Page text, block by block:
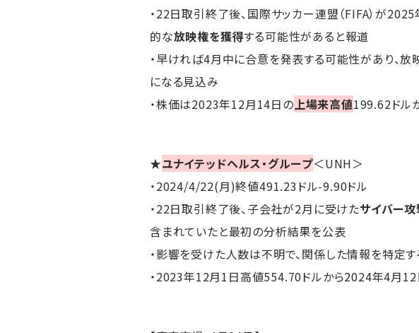
・22日取引終了後、国際サッカー連盟（FIFA）が
的な放映権を獲得する可能性があると報道
・早ければ4月中に合意を発表する可能性があり、
になる見込み
・株価は2023年12月14日の 上場来高値199.62ドル
★ユナイテッドヘルス・グループ＜UNH＞
・2024/4/22(月)終値491.23ドル-9.90ドル
・22日取引終了後、子会社が2月に受けたサイバー攻
含まれていたと最初の分析結果を公表
・影響を受けた人数は不明で、関係した情報を特定
・2023年12月1日高値554.70ドルから2024年4月